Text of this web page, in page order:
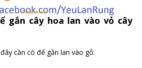
gắn cây hoa lan vào vỏ cây
cần có để gắn lan vào gỗ: